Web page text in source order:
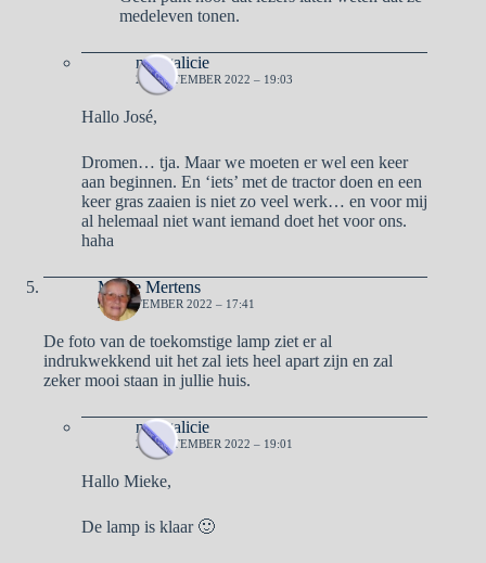
medeleven tonen.
naargalicie
26 SEPTEMBER 2022 – 19:03
Hallo José,
Dromen… tja. Maar we moeten er wel een keer
aan beginnen. En ‘iets’ met de tractor doen en een
keer gras zaaien is niet zo veel werk… en voor mij
al helemaal niet want iemand doet het voor ons.
haha
Mieke Mertens
26 SEPTEMBER 2022 – 17:41
De foto van de toekomstige lamp ziet er al
indrukwekkend uit het zal iets heel apart zijn en zal
zeker mooi staan in jullie huis.
naargalicie
26 SEPTEMBER 2022 – 19:01
Hallo Mieke,
De lamp is klaar 🙂